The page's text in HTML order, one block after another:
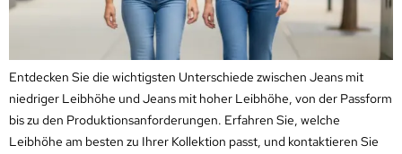
Entdecken Sie die wichtigsten Unterschiede zwischen Jeans mit
niedriger Leibhöhe und Jeans mit hoher Leibhöhe, von der Passform
bis zu den Produktionsanforderungen. Erfahren Sie, welche
Leibhöhe am besten zu Ihrer Kollektion passt, und kontaktieren Sie